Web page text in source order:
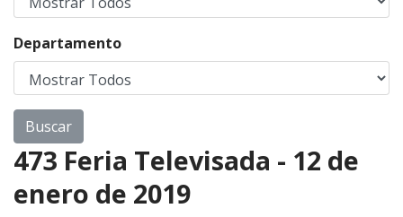
Departamento
473 Feria Televisada - 12 de
enero de 2019